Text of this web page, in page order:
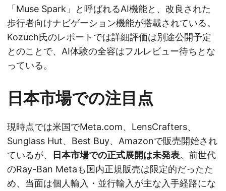
「Muse Spark」と呼ばれるAI機能と、改良された
歩行者向けナビゲーション機能が搭載されている。
Kozuch氏のレポートでは詳細評価は別途公開予定
とのことで、AI体験の全容はフルレビュー待ちとな
っている。
日本市場での注目点
現時点では米国でMeta.com、LensCrafters、
Sunglass Hut、Best Buy、Amazonで販売開始され
ているが、
日本市場での正式展開は未発表。前世代
のRay-Ban Metaも国内正規販売は限定的だったた
め、当面は個人輸入・並行輸入が主な入手経路にな